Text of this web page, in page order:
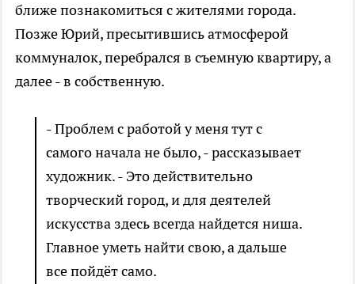
ближе познакомиться с жителями города.
Позже Юрий, пресытившись атмосферой
коммуналок, перебрался в съемную квартиру, а
далее - в собственную.
- Проблем с работой у меня тут с
самого начала не было, - рассказывает
художник. - Это действительно
творческий город, и для деятелей
искусства здесь всегда найдется ниша.
Главное уметь найти свою, а дальше
все пойдёт само.